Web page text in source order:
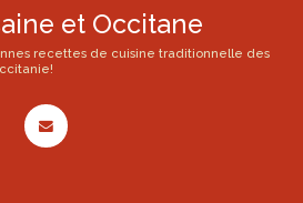
et Occitane
recettes de cuisine traditionnelle des